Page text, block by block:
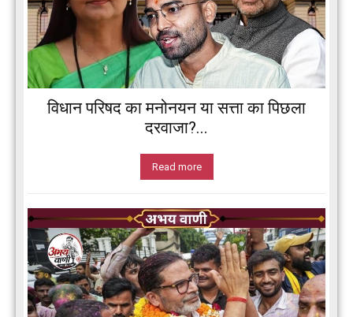
विधान परिषद का मनोनयन या सत्ता का पिछला
दरवाजा?...
Read more